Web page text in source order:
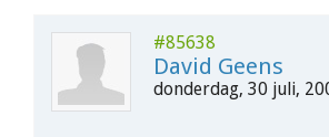
#85638
David Geens
donderdag, 30 juli,